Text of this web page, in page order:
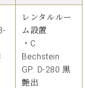
レンタルルー
ム設置
・C.
Bechstein
GP: D-280 黒
艶出